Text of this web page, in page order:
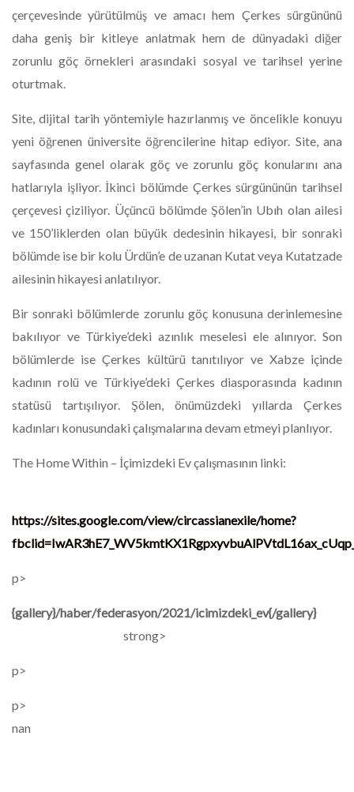
çerçevesinde yürütülmüş ve amacı hem Çerkes sürgününü
daha geniş bir kitleye anlatmak hem de dünyadaki diğer
zorunlu göç örnekleri arasındaki sosyal ve tarihsel yerine
oturtmak.
Site, dijital tarih yöntemiyle hazırlanmış ve öncelikle konuyu
yeni öğrenen üniversite öğrencilerine hitap ediyor. Site, ana
sayfasında genel olarak göç ve zorunlu göç konularını ana
hatlarıyla işliyor. İkinci bölümde Çerkes sürgününün tarihsel
çerçevesi çiziliyor. Üçüncü bölümde Şölen’in Ubıh olan ailesi
ve 150’liklerden olan büyük dedesinin hikayesi, bir sonraki
bölümde ise bir kolu Ürdün’e de uzanan Kutat veya Kutatzade
ailesinin hikayesi anlatılıyor.
Bir sonraki bölümlerde zorunlu göç konusuna derinlemesine
bakılıyor ve Türkiye’deki azınlık meselesi ele alınıyor. Son
bölümlerde ise Çerkes kültürü tanıtılıyor ve Xabze içinde
kadının rolü ve Türkiye’deki Çerkes diasporasında kadının
statüsü tartışılıyor. Şölen, önümüzdeki yıllarda Çerkes
kadınları konusundaki çalışmalarına devam etmeyi planlıyor.
The Home Within – İçimizdeki Ev çalışmasının linki:
https://sites.google.com/view/circassianexile/home?
p>
{gallery}/haber/federasyon/2021/icimizdeki_ev{/gallery}
strong>
p>
p>
nan